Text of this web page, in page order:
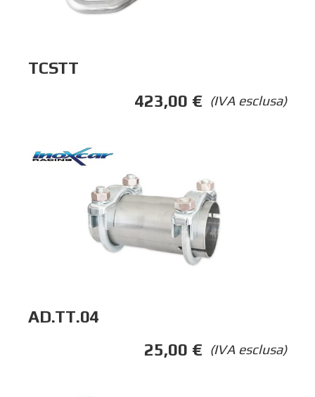
TCSTT
(IVA esclusa)
423,00 €
AD.TT.04
(IVA esclusa)
25,00 €